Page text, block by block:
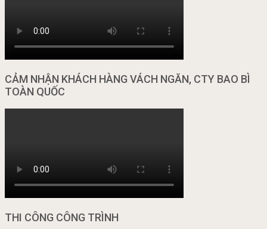
CẢM NHẬN KHÁCH HÀNG VÁCH NGĂN, CTY BAO BÌ
TOÀN QUỐC
THI CÔNG CÔNG TRÌNH